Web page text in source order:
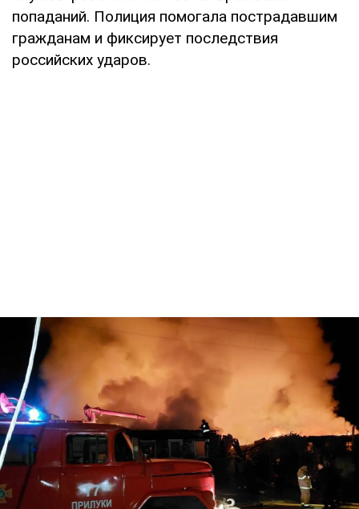
попаданий. Полиция помогала пострадавшим
гражданам и фиксирует последствия
российских ударов.